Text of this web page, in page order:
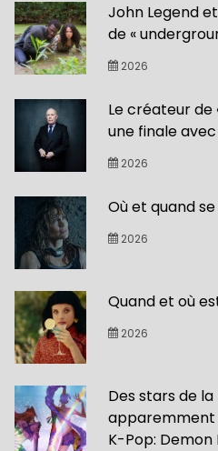
John Legend
de «
2026
Le créateur de
une finale
2026
Où et quand
2026
Quand et où
2026
Des stars de
apparemment
K-Pop: Demon